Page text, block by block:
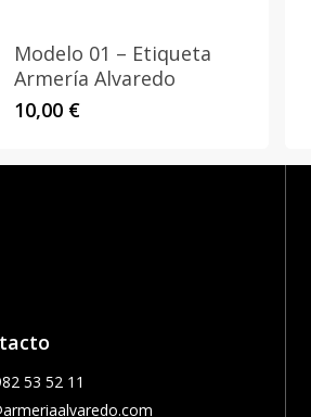
Modelo 01 – Etiqueta
Armería Alvaredo
10,00 €
53 52 11